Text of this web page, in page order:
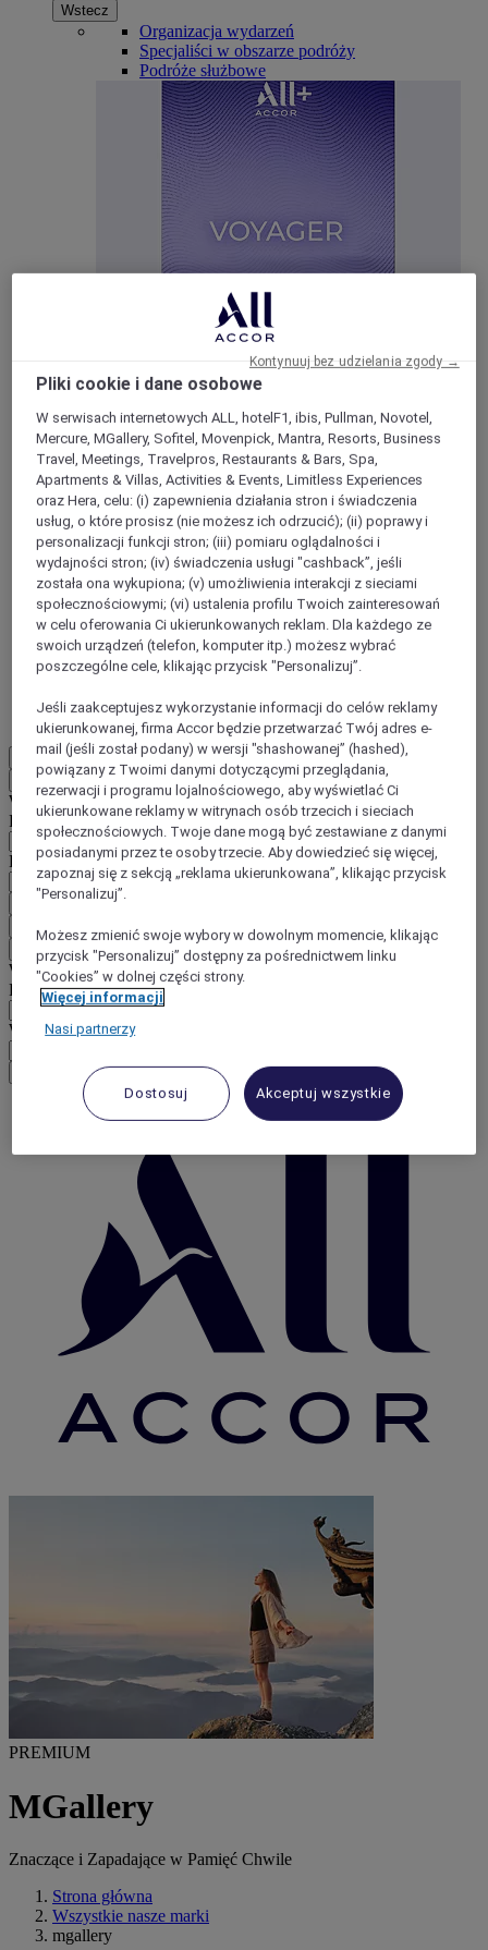
Wstecz
Organizacja wydarzeń
Specjaliści w obszarze podróży
Podróże służbowe
ALL Accor+ Voyager
przez cały rok na pobyty w ponad
Dołącz Teraz
ALL Accor+ ibis
15% znizkiprzez cały rok na pobyty w ibis
Więcej
EN
Wstecz
Wybierz kraj i język poniżej
Region
Kraj/region-język
Potwierdź kraj i język
EUR
Wstecz
Wybierz walutę poniżej
Region
Waluta
Potwierdź walutę
PREMIUM
MGallery
Znaczące i Zapadające w Pamięć Chwile
Strona główna
Wszystkie nasze marki
mgallery
Pliki cookie i dane osobowe
W serwisach internetowych ALL, hotelF1, ibis, Pullman, Novotel,
Mercure, MGallery, Sofitel, Movenpick, Mantra, Resorts, Business
Travel, Meetings, Travelpros, Restaurants & Bars, Spa,
Apartments & Villas, Activities & Events, Limitless Experiences
oraz Hera, celu: (i) zapewnienia działania stron i świadczenia
usług, o które prosisz (nie możesz ich odrzucić); (ii) poprawy i
personalizacji funkcji stron; (iii) pomiaru oglądalności i
wydajności stron; (iv) świadczenia usługi "cashback”, jeśli
została ona wykupiona; (v) umożliwienia interakcji z sieciami
społecznościowymi; (vi) ustalenia profilu Twoich zainteresowań
w celu oferowania Ci ukierunkowanych reklam. Dla każdego ze
swoich urządzeń (telefon, komputer itp.) możesz wybrać
poszczególne cele, klikając przycisk "Personalizuj”.
Jeśli zaakceptujesz wykorzystanie informacji do celów reklamy
ukierunkowanej, firma Accor będzie przetwarzać Twój adres e-
mail (jeśli został podany) w wersji "shashowanej” (hashed),
powiązany z Twoimi danymi dotyczącymi przeglądania,
rezerwacji i programu lojalnościowego, aby wyświetlać Ci
ukierunkowane reklamy w witrynach osób trzecich i sieciach
społecznościowych. Twoje dane mogą być zestawiane z danymi
posiadanymi przez te osoby trzecie. Aby dowiedzieć się więcej,
zapoznaj się z sekcją „reklama ukierunkowana”, klikając przycisk
"Personalizuj”.
Możesz zmienić swoje wybory w dowolnym momencie, klikając
przycisk "Personalizuj” dostępny za pośrednictwem linku
"Cookies” w dolnej części strony.
Więcej informacji
Nasi partnerzy
Dostosuj Akceptuj wszystkie
Kontynuuj bez udzielania zgody →